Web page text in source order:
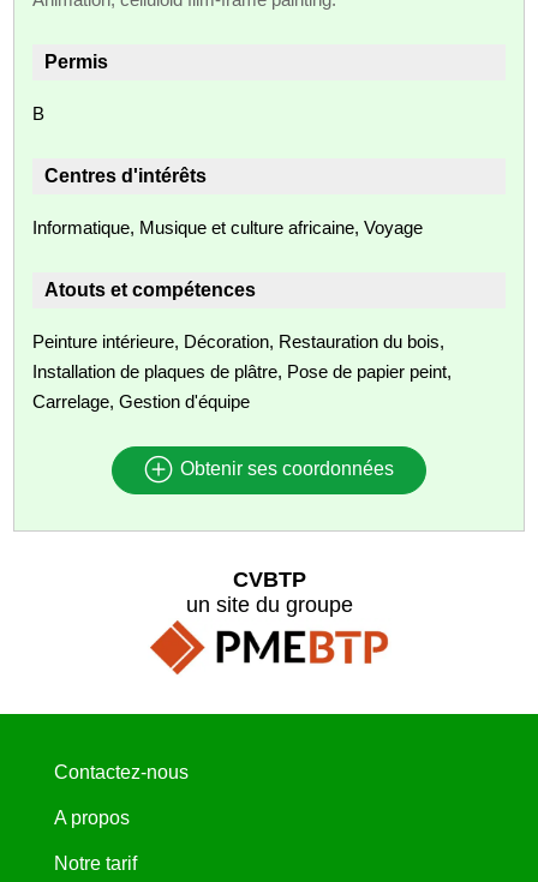
Permis
B
Centres d'intérêts
Informatique, Musique et culture africaine, Voyage
Atouts et compétences
Peinture intérieure, Décoration, Restauration du bois,
Installation de plaques de plâtre, Pose de papier peint,
Carrelage, Gestion d'équipe
Obtenir ses coordonnées
CVBTP
un site du groupe
Contactez-nous
A propos
Notre tarif